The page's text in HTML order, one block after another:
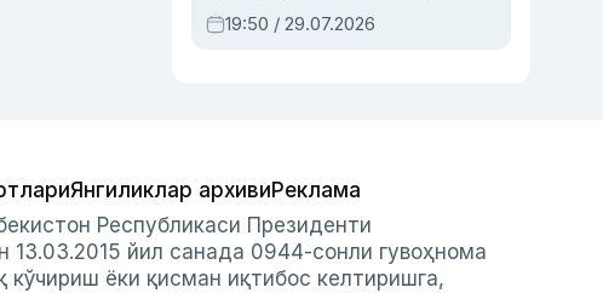
чиққан қаҳрамон —
Украина армияси бош
19:50 / 29.07.2026
Янгиликлар архивиРеклама
Республикаси Президенти
йил санада 0944-сонли гувоҳнома
ёки қисман иқтибос келтиришга,